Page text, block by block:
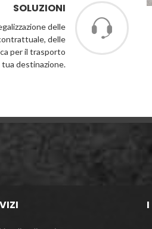
SOLUZIONI
delle
delle
per il trasporto
tua destinazione.
I